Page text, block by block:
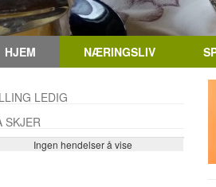
HJEM NÆRINGSLIV
LEDIG
SKJER
Ingen hendelser å vise